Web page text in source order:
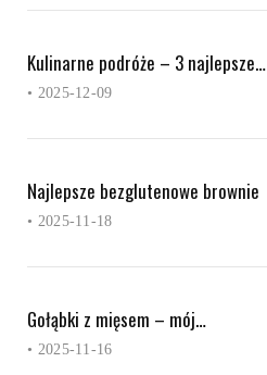
Kulinarne podróże – 3 najlepsze…
• 2025-12-09
Najlepsze bezglutenowe brownie
• 2025-11-18
Gołąbki z mięsem – mój…
• 2025-11-16